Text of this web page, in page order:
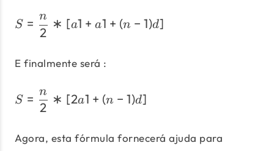
S = \frac{n}{2} * [ a1 +
S =
2
n ∗ [a1 + a1 + (n − 1)d]
E finalmente será :
S = \frac{n}{2} * [ 2a1 +
S =
2
n ∗ [2a1 + (n − 1)d]
Agora, esta fórmula fornecerá ajuda para